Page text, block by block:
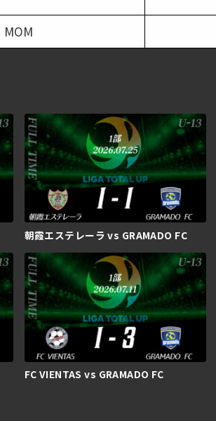
MOM
朝霞エステレーラ vs GRAMADO FC
FC VIENTAS vs GRAMADO FC